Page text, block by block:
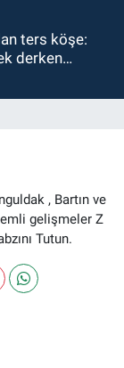
ters köşe:
derken…
, Bartın ve
gelişmeler Z
Tutun.